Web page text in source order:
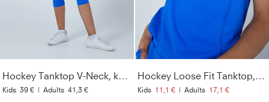
Hockey Tanktop V-Neck, kobaltblau
Kids 39 € | Adults 41,3 €
Hockey Loose Fit Tanktop, kobaltblau
Kids 11,1 € | Adults 17,1 €